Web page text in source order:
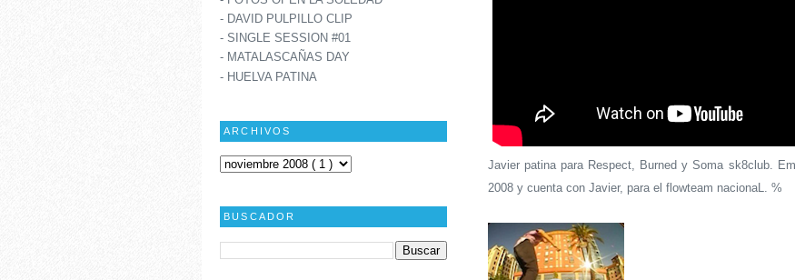
Javier patina para Respect, Burned y Soma sk8club.
2008 y cuenta con Javier, para el flowteam nacionaL. %
- DAVID PULPILLO CLIP
- SINGLE SESSION #01
- MATALASCAÑAS DAY
- HUELVA PATINA
ARCHIVOS
BUSCADOR